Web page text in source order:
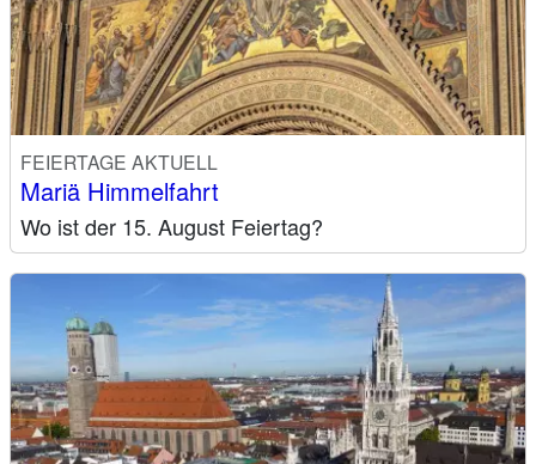
FEIERTAGE AKTUELL
Mariä Himmelfahrt
Wo ist der 15. August Feiertag?